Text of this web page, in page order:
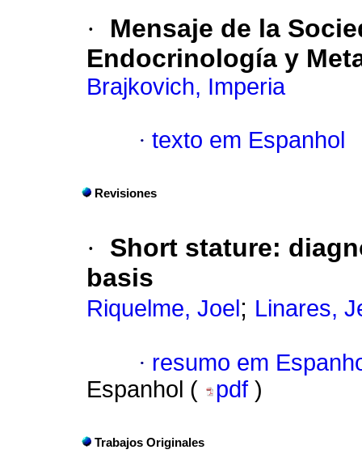
·
Mensaje de la
Endocrinología y
Brajkovich, Imperia
· texto em Espanhol
Revisiones
· Short stature:
basis
Riquelme, Joel ; Linares,
· resumo em
Espanhol (
pdf )
Trabajos Originales